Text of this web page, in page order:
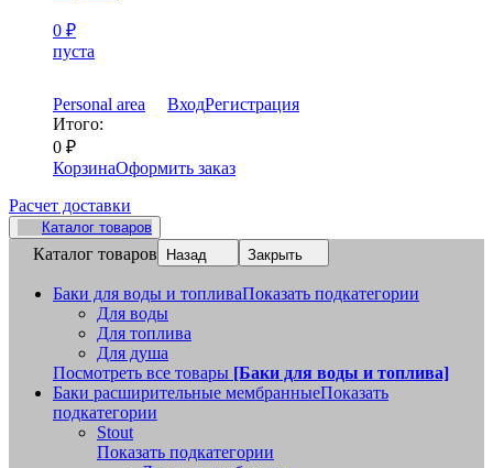
0 ₽
пуста
Personal area ВходРегистрация
Итого:
0 ₽
КорзинаОформить заказ
Расчет доставки
Каталог товаров
Каталог товаров Назад Закрыть
Баки для воды и топливаПоказать подкатегории
Для воды
Для топлива
Для душа
Посмотреть все товары [Баки для воды и топлива]
Баки расширительные мембранныеПоказать
подкатегории
Stout
Показать подкатегории